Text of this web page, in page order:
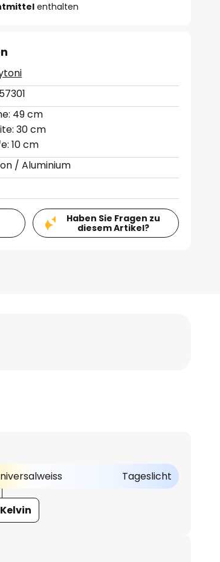
enthalten
49 cm
30 cm
10 cm
/ Aluminium
Haben Sie Fragen zu
diesem Artikel?
Tageslicht